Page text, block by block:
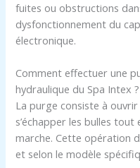
fuites ou obstructions
dysfonctionnement du
électronique.
Comment effectuer une
hydraulique du Spa Intex ?
La purge consiste à
s’échapper les bulles
marche. Cette opération
et selon le modèle